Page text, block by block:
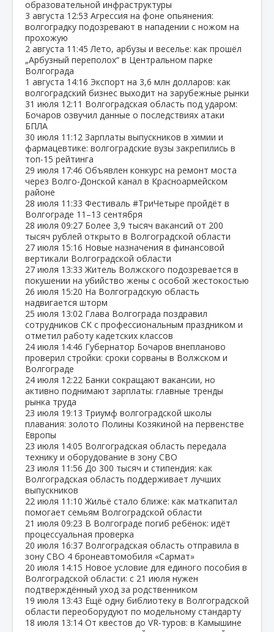
образовательной инфраструктуры
3 августа 12:53 Агрессия на фоне опьянения:
волгоградку подозревают в нападении с ножом на
прохожую
2 августа 11:45 Лето, арбузы и веселье: как прошёл
„Арбузный переполох“ в Центральном парке
Волгограда
1 августа 14:16 Экспорт на 3,6 млн долларов: как
волгоградский бизнес выходит на зарубежные рынки
31 июля 12:11 Волгоградская область под ударом:
Бочаров озвучил данные о последствиях атаки
БПЛА
30 июля 11:12 Зарплаты выпускников в химии и
фармацевтике: волгоградские вузы закрепились в
топ‑15 рейтинга
29 июля 17:46 Объявлен конкурс на ремонт моста
через Волго‑Донской канал в Красноармейском
районе
28 июля 11:33 Фестиваль #ТриЧетыре пройдёт в
Волгограде 11–13 сентября
28 июля 09:27 Более 3,9 тысяч вакансий от 200
тысяч рублей открыто в Волгоградской области
27 июля 15:16 Новые назначения в финансовой
вертикали Волгоградской области
27 июля 13:33 Житель Волжского подозревается в
покушении на убийство жены с особой жестокостью
26 июля 15:20 На Волгоградскую область
надвигается шторм
25 июля 13:02 Глава Волгограда поздравил
сотрудников СК с профессиональным праздником и
отметил работу кадетских классов
24 июля 14:46 Губернатор Бочаров внепланово
проверил стройки: сроки сорваны в Волжском и
Волгограде
24 июля 12:22 Банки сокращают вакансии, но
активно поднимают зарплаты: главные тренды
рынка труда
23 июля 19:13 Триумф волгоградской школы
плавания: золото Полины Козякиной на первенстве
Европы
23 июля 14:05 Волгоградская область передала
технику и оборудование в зону СВО
23 июля 11:56 До 300 тысяч и стипендия: как
Волгоградская область поддерживает лучших
выпускников
22 июля 11:10 Жильё стало ближе: как маткапитал
помогает семьям Волгоградской области
21 июля 09:23 В Волгограде погиб ребёнок: идёт
процессуальная проверка
20 июля 16:37 Волгоградская область отправила в
зону СВО 4 бронеавтомобиля «Сармат»
20 июля 14:15 Новое условие для единого пособия в
Волгоградской области: с 21 июля нужен
подтверждённый уход за родственником
19 июля 13:43 Ещё одну библиотеку в Волгоградской
области переоборудуют по модельному стандарту
18 июля 13:14 От квестов до VR‑туров: в Камышине